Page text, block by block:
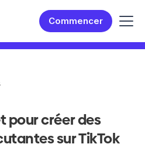
Commencer
pour créer des
sur TikTok